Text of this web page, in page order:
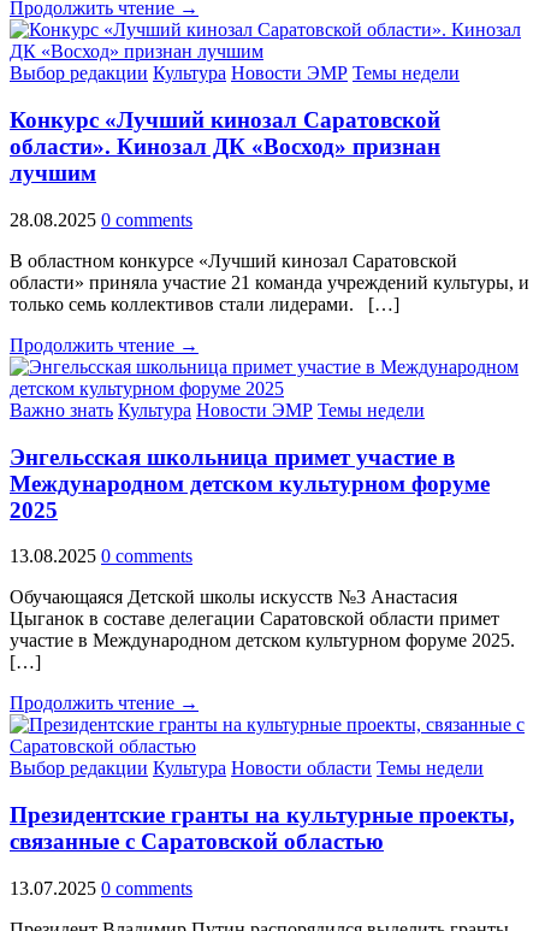
Продолжить чтение →
Выбор редакции Культура Новости ЭМР Темы недели
Конкурс «Лучший кинозал Саратовской
области». Кинозал ДК «Восход» признан
лучшим
28.08.2025 0 comments
В областном конкурсе «Лучший кинозал Саратовской
области» приняла участие 21 команда учреждений культуры, и
только семь коллективов стали лидерами. […]
Продолжить чтение →
Важно знать Культура Новости ЭМР Темы недели
Энгельсская школьница примет участие в
Международном детском культурном форуме
2025
13.08.2025 0 comments
Обучающаяся Детской школы искусств №3 Анастасия
Цыганок в составе делегации Саратовской области примет
участие в Международном детском культурном форуме 2025.
[…]
Продолжить чтение →
Выбор редакции Культура Новости области Темы недели
Президентские гранты на культурные проекты,
связанные с Саратовской областью
13.07.2025 0 comments